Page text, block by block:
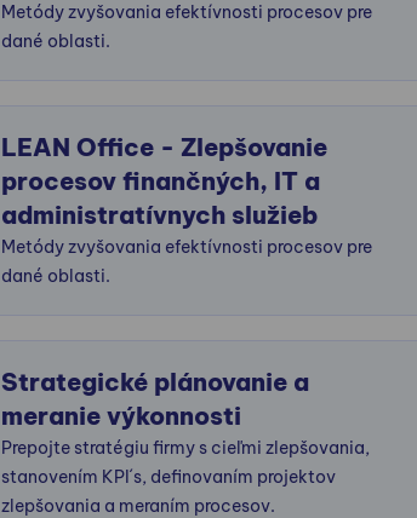
Metódy zvyšovania efektívnosti procesov pre
dané oblasti.
LEAN Office - Zlepšovanie
procesov finančných, IT a
administratívnych služieb
Metódy zvyšovania efektívnosti procesov pre
dané oblasti.
Strategické plánovanie a
meranie výkonnosti
Prepojte stratégiu firmy s cieľmi zlepšovania,
stanovením KPI´s, definovaním projektov
zlepšovania a meraním procesov.